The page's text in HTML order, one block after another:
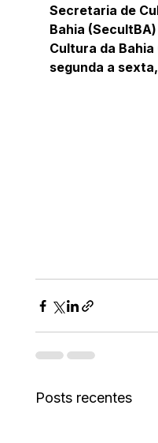
Secretaria de
Bahia
Cultura da Bahia
segunda a
Posts recentes